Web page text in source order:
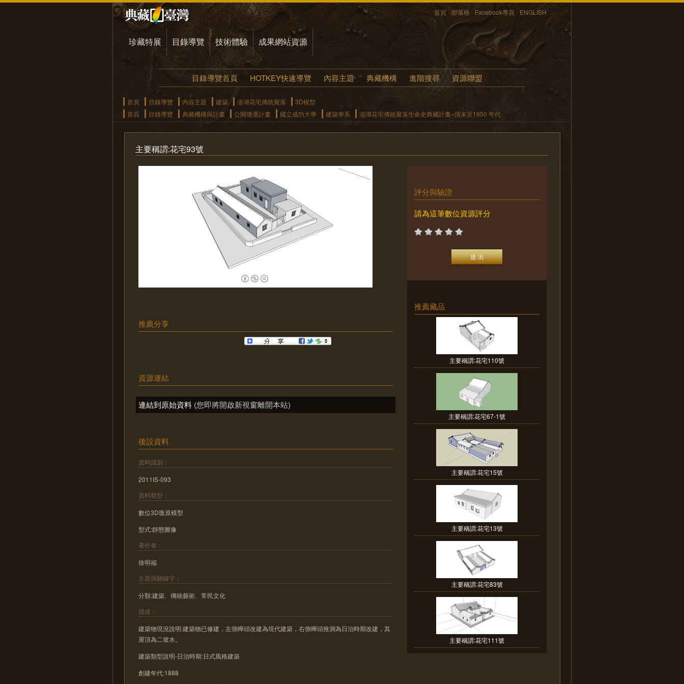
首頁 部落格 Facebook專頁 ENGLISH
珍藏特展 目錄導覽 技術體驗 成果網站資源
目錄導覽首頁 HOTKEY快速導覽 內容主題 典藏機構 進階搜尋 資源聯盟
首頁 目錄導覽 內容主題 建築 澎湖花宅傳統聚落
3D模型
首頁
目錄導覽 典藏機構與計畫 公開徵選計畫 國立成功大學 建築學系 澎湖花宅傳統聚落生命史典藏計畫–清末至1950 年代
主要稱謂:花宅93號
推薦分享
資源連結
連結到原始資料 (您即將開啟新視窗離開本站)
後設資料
資料識別：
2011IS-093
資料類型：
數位3D復原模型
型式:靜態圖像
著作者：
徐明福
主題與關鍵字：
分類:建築、傳統藝術、常民文化
描述：
建築物現況說明:建築物已修建，左側櫸頭改建為現代建築，右側櫸頭推測為日治時期改建，其
屋頂為二坡水。
建築類型說明-日治時期:日式風格建築
創建年代:1888
評分與驗證
請為這筆數位資源評分
推薦藏品
主要稱謂:花宅110號
主要稱謂:花宅67-1號
主要稱謂:花宅15號
主要稱謂:花宅13號
主要稱謂:花宅83號
主要稱謂:花宅111號